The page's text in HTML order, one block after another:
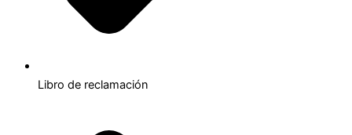
Libro de reclamación